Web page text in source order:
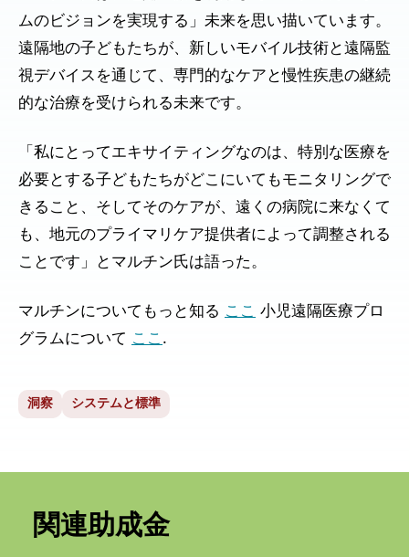
ムのビジョンを実現する」未来を思い描いています。
遠隔地の子どもたちが、新しいモバイル技術と遠隔監
視デバイスを通じて、専門的なケアと慢性疾患の継続
的な治療を受けられる未来です。
「私にとってエキサイティングなのは、特別な医療を
必要とする子どもたちがどこにいてもモニタリングで
きること、そしてそのケアが、遠くの病院に来なくて
も、地元のプライマリケア提供者によって調整される
ことです」とマルチン氏は語った。
マルチンについてもっと知る ここ 小児遠隔医療プロ
グラムについて ここ .
洞察 システムと標準
関連助成金